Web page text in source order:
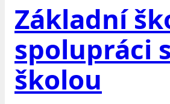
Základní
spolupráci
školou